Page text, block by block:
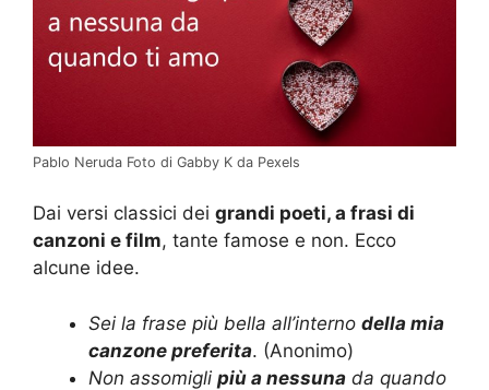
Pablo Neruda Foto di Gabby K da Pexels
Dai versi classici dei grandi poeti, a frasi di
canzoni e film, tante famose e non. Ecco
alcune idee.
Sei la frase più bella all’interno della mia
canzone preferita. (Anonimo)
Non assomigli più a nessuna da quando